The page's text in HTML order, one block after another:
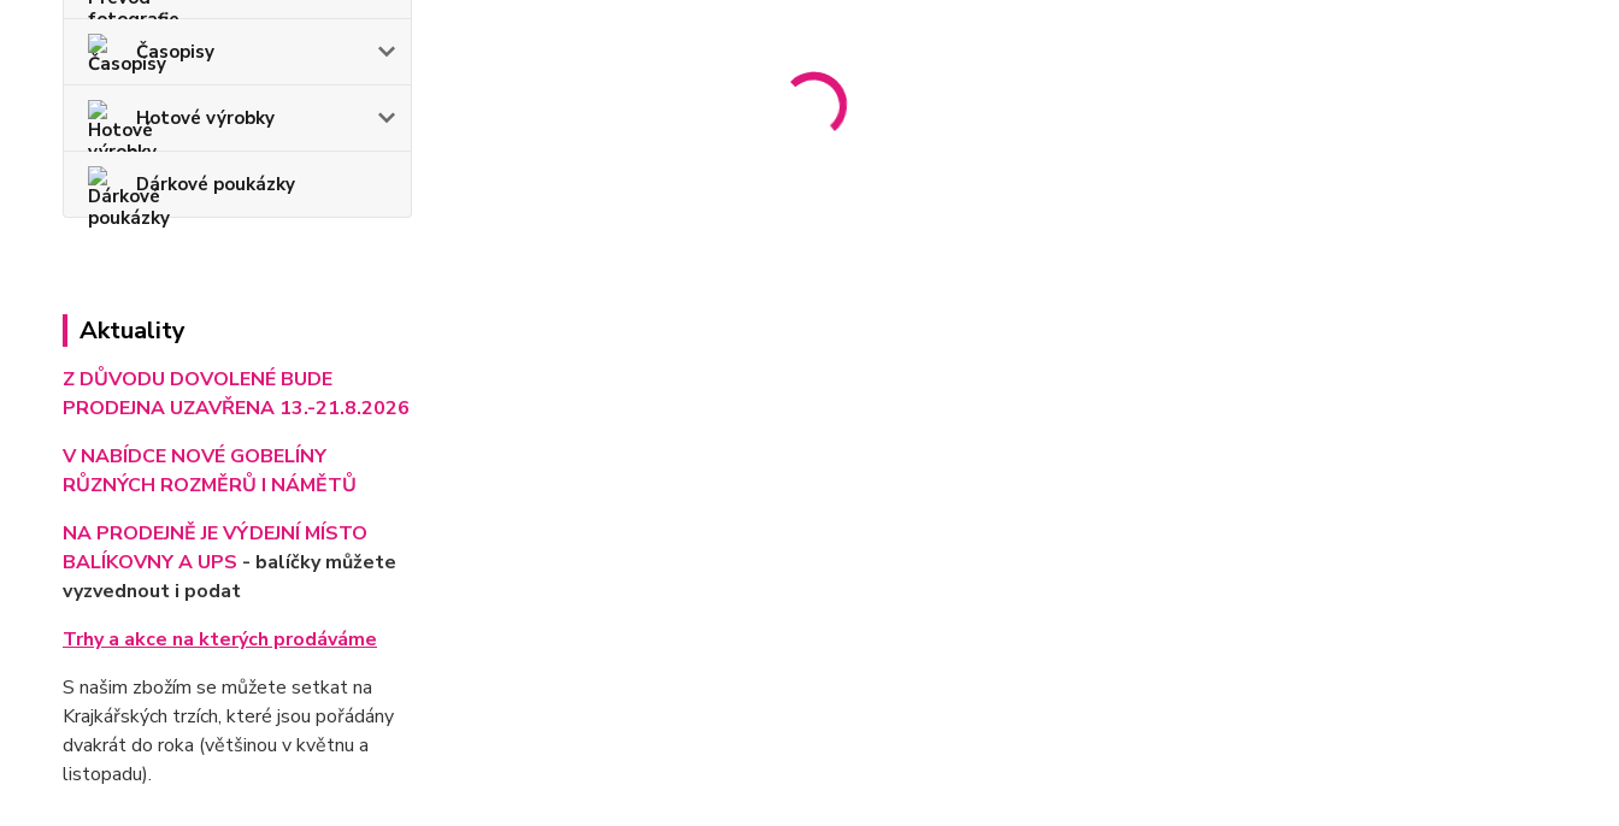
Časopisy
Hotové výrobky
Dárkové poukázky
Aktuality
Z DŮVODU DOVOLENÉ BUDE
PRODEJNA UZAVŘENA 13.-21.8.2026
V NABÍDCE NOVÉ GOBELÍNY
RŮZNÝCH ROZMĚRŮ I NÁMĚTŮ
NA PRODEJNĚ JE VÝDEJNÍ MÍSTO
BALÍKOVNY A UPS - balíčky můžete
vyzvednout i podat
Trhy a akce na kterých prodáváme
S našim zbožím se můžete setkat na
Krajkářských trzích, které jsou pořádány
dvakrát do roka (většinou v květnu a
listopadu).